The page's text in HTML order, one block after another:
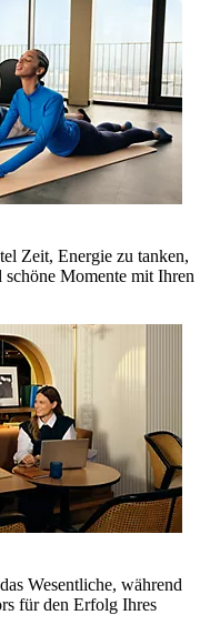
Zeit, Energie zu tanken,
Momente mit Ihren
Wesentliche, während
für den Erfolg Ihres